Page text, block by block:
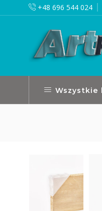
+48 696 544 024
w ciągu 24h Czytaj
Wszystkie